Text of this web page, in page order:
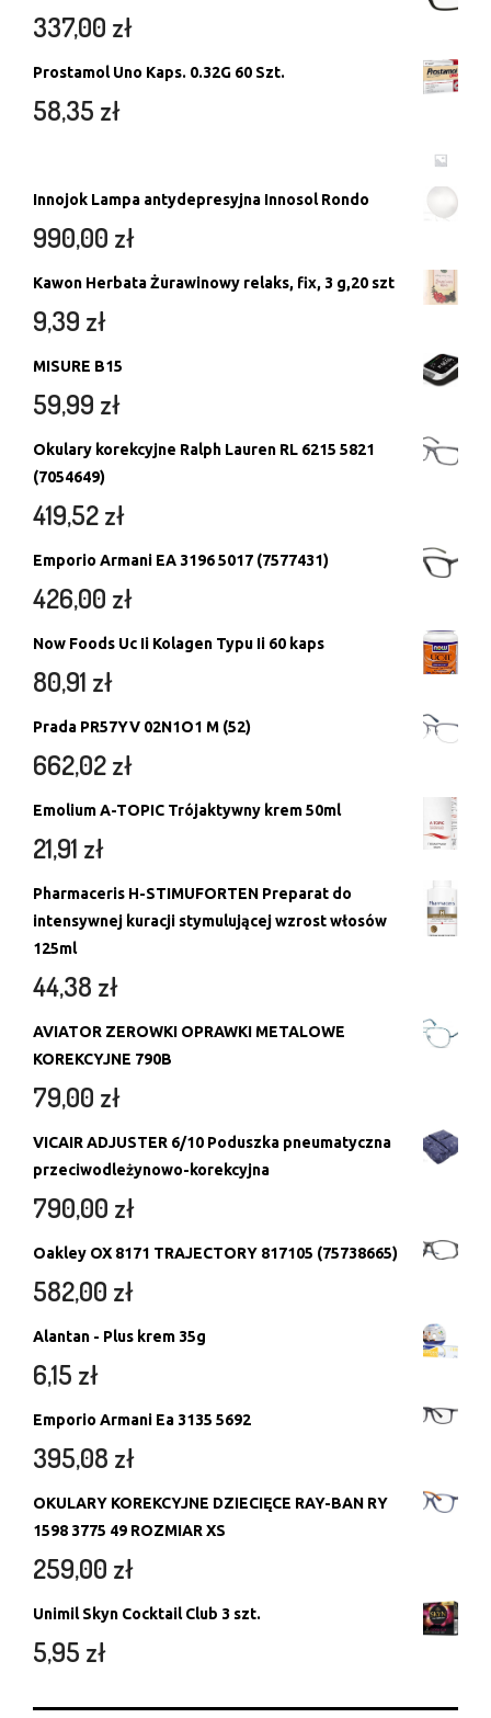
337,00 zł
Prostamol Uno Kaps. 0.32G 60 Szt.
58,35 zł
Innojok Lampa antydepresyjna Innosol Rondo
990,00 zł
Kawon Herbata Żurawinowy relaks, fix, 3 g,20 szt
9,39 zł
MISURE B15
59,99 zł
Okulary korekcyjne Ralph Lauren RL 6215 5821
(7054649)
419,52zł
Emporio Armani EA 3196 5017 (7577431)
426,00 zł
Now Foods Uc Ii Kolagen Typu Ii 60 kaps
80,91 zł
Prada PR57YV 02N1O1 M (52)
662,02zł
Emolium A-TOPIC Trójaktywny krem 50ml
21,91 zł
Pharmaceris H-STIMUFORTEN Preparat do
intensywnej kuracji stymulującej wzrost włosów
125ml
44,38 zł
AVIATOR ZEROWKI OPRAWKI METALOWE
KOREKCYJNE 790B
79,00 zł
VICAIR ADJUSTER 6/10 Poduszka pneumatyczna
przeciwodleżynowo-korekcyjna
790,00 zł
Oakley OX 8171 TRAJECTORY 817105 (75738665)
582,00 zł
Alantan - Plus krem 35g
6,15 zł
Emporio Armani Ea 3135 5692
395,08 zł
OKULARY KOREKCYJNE DZIECIĘCE RAY-BAN RY
1598 3775 49 ROZMIAR XS
259,00 zł
Unimil Skyn Cocktail Club 3 szt.
5,95 zł